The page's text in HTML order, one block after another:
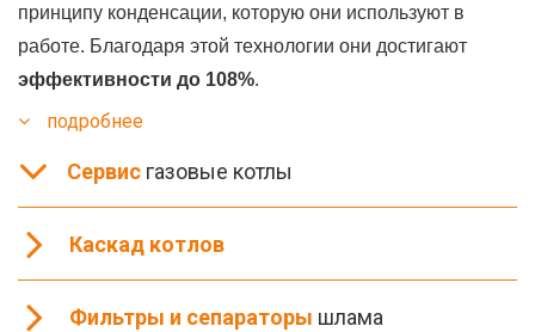
принципу конденсации, которую они используют в
работе. Благодаря этой технологии они достигают
эффективности до 108%.
подробнее
Сервис газовые котлы
Каскад котлов
Фильтры и сепараторы шлама